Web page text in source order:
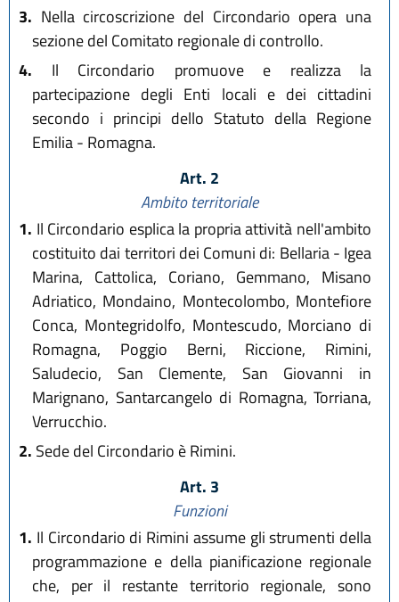
3. Nella circoscrizione del Circondario opera una
sezione del Comitato regionale di controllo.
4. Il Circondario promuove e realizza la
partecipazione degli Enti locali e dei cittadini
secondo i principi dello Statuto della Regione
Emilia - Romagna.
Art. 2
Ambito territoriale
1. Il Circondario esplica la propria attività nell'ambito
costituito dai territori dei Comuni di: Bellaria - Igea
Marina, Cattolica, Coriano, Gemmano, Misano
Adriatico, Mondaino, Montecolombo, Montefiore
Conca, Montegridolfo, Montescudo, Morciano di
Romagna, Poggio Berni, Riccione, Rimini,
Saludecio, San Clemente, San Giovanni in
Marignano, Santarcangelo di Romagna, Torriana,
Verrucchio.
2. Sede del Circondario è Rimini.
Art. 3
Funzioni
1. Il Circondario di Rimini assume gli strumenti della
programmazione e della pianificazione regionale
che, per il restante territorio regionale, sono